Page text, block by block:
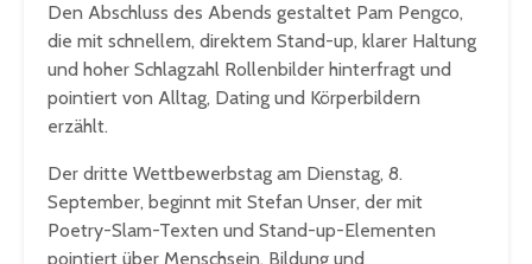
Den Abschluss des Abends gestaltet Pam Pengco,
die mit schnellem, direktem Stand-up, klarer Haltung
und hoher Schlagzahl Rollenbilder hinterfragt und
pointiert von Alltag, Dating und Körperbildern
erzählt.
Der dritte Wettbewerbstag am Dienstag, 8.
September, beginnt mit Stefan Unser, der mit
Poetry-Slam-Texten und Stand-up-Elementen
pointiert über Menschsein, Bildung und